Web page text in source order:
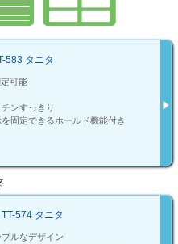
583 タニタ
可能
ンすっきり
固定できるホールド機能付き
574 タニタ
ルなデザイン